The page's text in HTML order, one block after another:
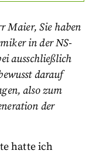
Maier, Sie haben
in der NS-
ausschließlich
darauf
also zum
der
hatte ich